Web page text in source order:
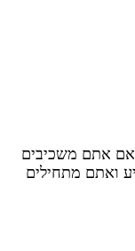
אתם משכיבים
ואתם מתחילים